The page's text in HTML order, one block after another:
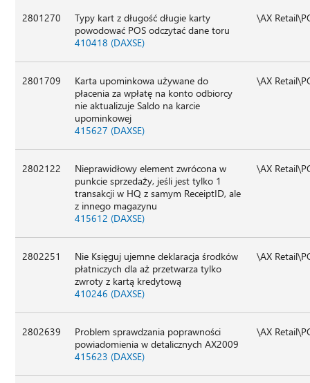
2801270
Typy kart z długość długie karty
powodować POS odczytać dane toru
410418 (DAXSE)
\AX
2801709
Karta upominkowa używane do
płacenia za wpłatę na konto odbiorcy
nie aktualizuje Saldo na karcie
upominkowej
415627 (DAXSE)
\AX
2802122
Nieprawidłowy element zwrócona w
punkcie sprzedaży, jeśli jest tylko 1
transakcji w HQ z samym ReceiptID, ale
z innego magazynu
415612 (DAXSE)
\AX
2802251
Nie Księguj ujemne deklaracja środków
płatniczych dla aż przetwarza tylko
zwroty z kartą kredytową
410246 (DAXSE)
\AX
2802639
Problem sprawdzania poprawności
powiadomienia w detalicznych AX2009
415623 (DAXSE)
\AX